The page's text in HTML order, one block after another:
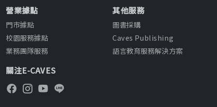
營業據點
門市據點
校園服務據點
業務團隊服務
其他服務
圖書採購
Caves Publishing
語言教育服務解決方案
關注E-CAVES